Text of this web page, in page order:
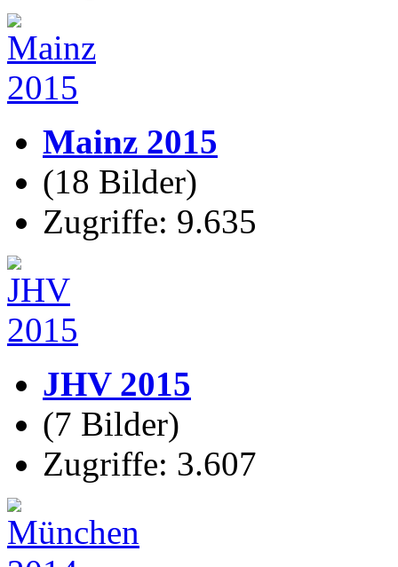
Mainz 2015
(18 Bilder)
Zugriffe: 9.635
JHV 2015
(7 Bilder)
Zugriffe: 3.607